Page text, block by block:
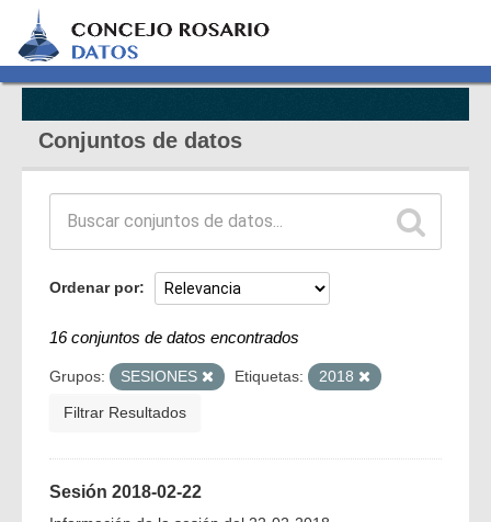
Conjuntos de datos
Ordenar por
16 conjuntos de datos encontrados
Grupos: SESIONES Etiquetas: 2018
Filtrar Resultados
Sesión 2018-02-22